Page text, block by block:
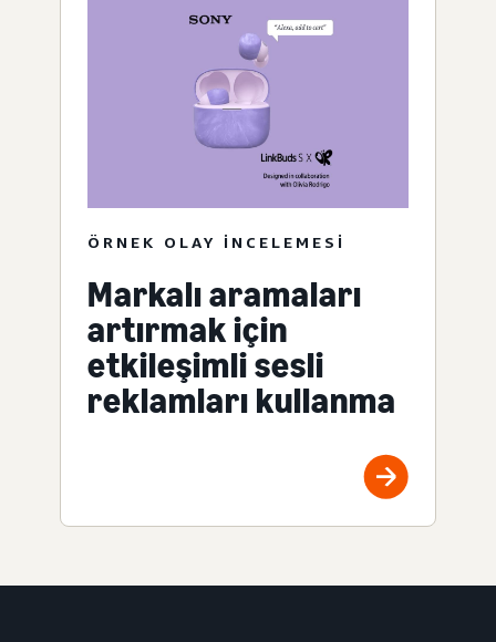
ÖRNEK OLAY INCELEMESI
Markalı aramaları
artırmak için
etkileşimli sesli
reklamları kullanma